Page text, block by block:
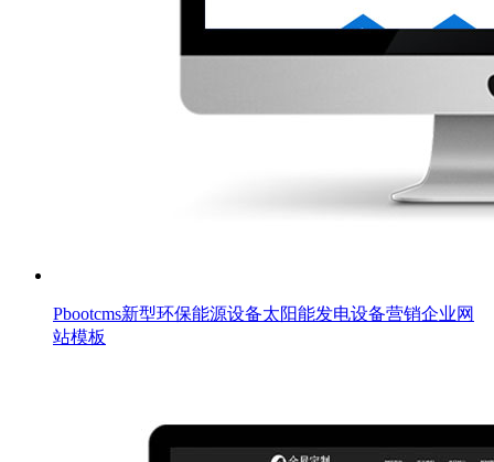
Pbootcms新型环保能源设备太阳能发电设备营销企业网
站模板